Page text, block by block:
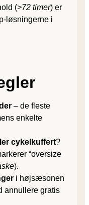
(>72 timer) er
løsningerne i
– de fleste
enkelte
cykelkuffert?
“oversize
).
i højsæsonen
annullere gratis